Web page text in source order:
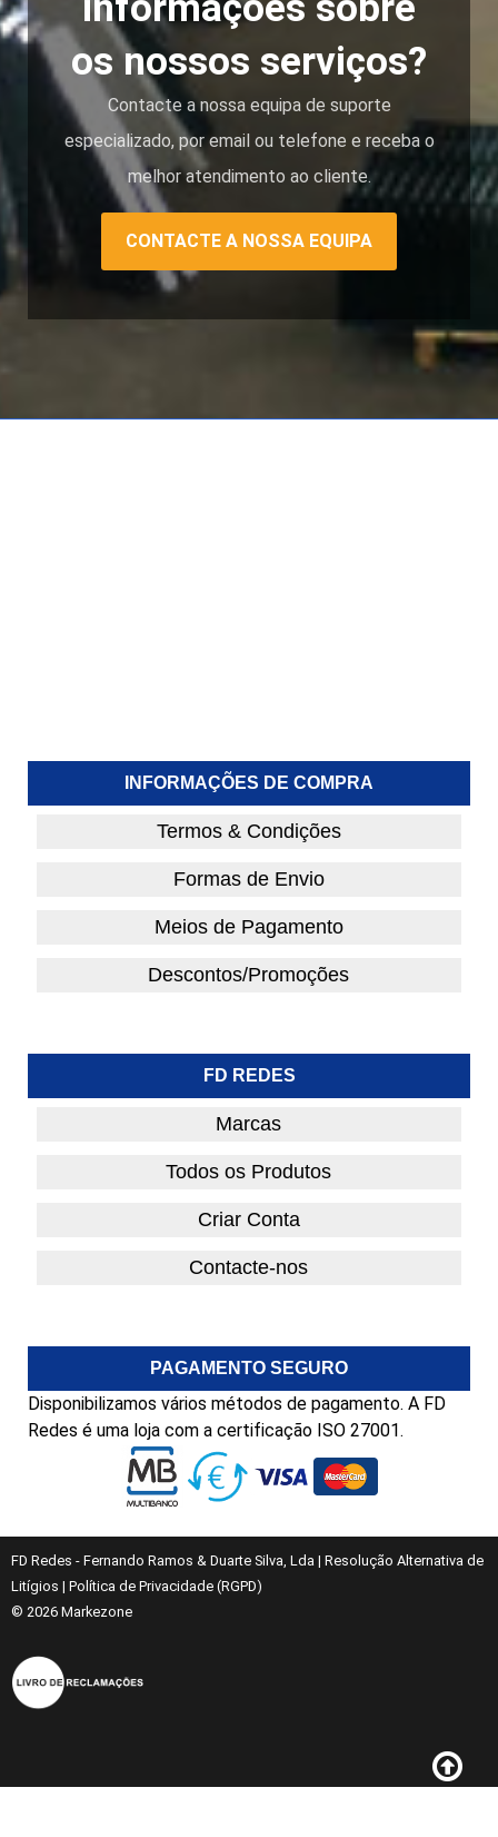
os nossos serviços?
Contacte a nossa equipa de suporte
especializado, por email ou telefone e receba o
melhor atendimento ao cliente.
CONTACTE A NOSSA EQUIPA
INFORMAÇÕES DE COMPRA
Termos & Condições
Formas de Envio
Meios de Pagamento
Descontos/Promoções
FD REDES
Marcas
Todos os Produtos
Criar Conta
Contacte-nos
PAGAMENTO SEGURO
Disponibilizamos vários métodos de pagamento. A FD
Redes é uma loja com a certificação ISO 27001.
FD Redes - Fernando Ramos & Duarte Silva, Lda | Resolução Alternativa de
Litígios | Política de Privacidade (RGPD)
© 2026 Markezone